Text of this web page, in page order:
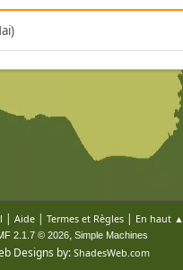
| Aide| Termes et Règles| En haut ▲
2.1.7 © 2026, Simple Machines
Designs by: ShadesWeb.com